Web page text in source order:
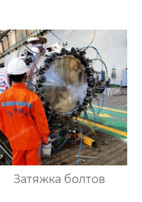
Затяжка болтов